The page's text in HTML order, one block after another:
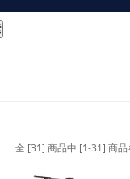
全 [31] 商品中 [1-31] 商